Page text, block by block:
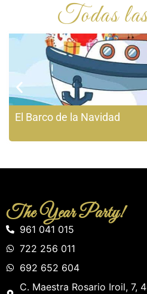
Todas
El Barco de la Navidad
The Year Party!
961 041 015
722 256 011
692 652 604
C. Maestra Rosario Iroil, 7,